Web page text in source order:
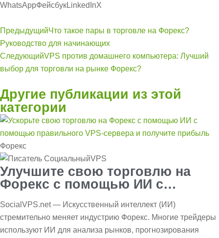
WhatsAppФейсбукLinkedInХ
ПредыдущийЧто такое пары в торговле на Форекс?
Руководство для начинающих
СледующийVPS против домашнего компьютера: Лучший
выбор для торговли на рынке Форекс?
Другие публикации из этой
категории
Форекс
Улучшите свою торговлю на
Форекс с помощью ИИ с
помощью подходящего VPS:
скорость и прибыль
SocialVPS.net — Искусственный интеллект (ИИ)
стремительно меняет индустрию Форекс. Многие трейдеры
используют ИИ для анализа рынков, прогнозирования